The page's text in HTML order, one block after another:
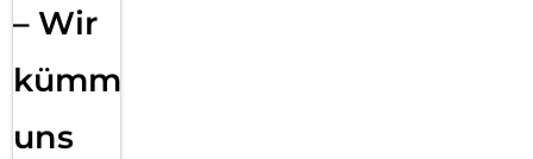
– Wir
kümmern
uns